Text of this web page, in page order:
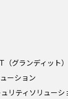
（グランディット）
ーション
リティソリューシ